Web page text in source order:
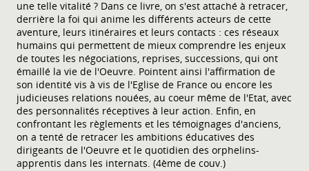
une telle vitalité ? Dans ce livre, on s'est attaché à retracer,
derrière la foi qui anime les différents acteurs de cette
aventure, leurs itinéraires et leurs contacts : ces réseaux
humains qui permettent de mieux comprendre les enjeux
de toutes les négociations, reprises, successions, qui ont
émaillé la vie de l'Oeuvre. Pointent ainsi l'affirmation de
son identité vis à vis de l'Eglise de France ou encore les
judicieuses relations nouées, au coeur même de l'Etat, avec
des personnalités réceptives à leur action. Enfin, en
confrontant les règlements et les témoignages d'anciens,
on a tenté de retracer les ambitions éducatives des
dirigeants de l'Oeuvre et le quotidien des orphelins-
apprentis dans les internats. (4ème de couv.)